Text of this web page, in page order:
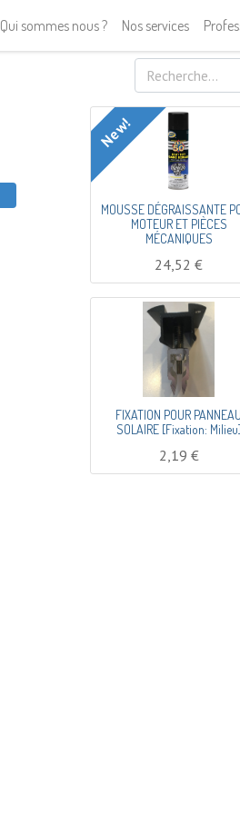
Qui sommes nous ? Nos services
MOUSSE DÉGRAISSANTE
MOTEUR ET PIÈCES
MÉCANIQUES
24,52 €
New!
FIXATION POUR PANNEAU
SOLAIRE [Fixation: Milieu]
2,19 €